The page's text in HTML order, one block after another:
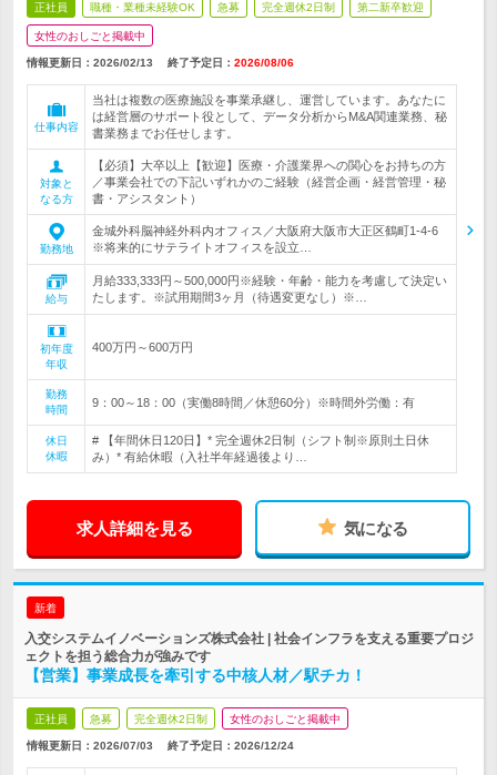
正社員 職種・業種未経験OK 急募 完全週休2日制 第二新卒歓迎
女性のおしごと掲載中
情報更新日：2026/02/13 終了予定日： 2026/08/06
仕事内容
当社は複数の医療施設を事業承継し、運営しています。あなたに
は経営層のサポート役として、データ分析からM&A関連業務、秘
書業務までお任せします。
対象と
なる方
【必須】大卒以上【歓迎】医療・介護業界への関心をお持ちの方
／事業会社での下記いずれかのご経験（経営企画・経営管理・秘
書・アシスタント）
勤務地
金城外科脳神経外科内オフィス／大阪府大阪市大正区鶴町1-4-6
※将来的にサテライトオフィスを設立…
給与
月給333,333円～500,000円※経験・年齢・能力を考慮して決定い
たします。※試用期間3ヶ月（待遇変更なし）※…
初年度
年収
400万円～600万円
勤務
時間
9：00～18：00（実働8時間／休憩60分）※時間外労働：有
休日
休暇
# 【年間休日120日】* 完全週休2日制（シフト制※原則土日休
み）* 有給休暇（入社半年経過後より…
求人詳細を見る 気になる
新着
入交システムイノベーションズ株式会社 | 社会インフラを支える重要プロジ
ェクトを担う総合力が強みです
【営業】事業成長を牽引する中核人材／駅チカ！
正社員 急募 完全週休2日制 女性のおしごと掲載中
情報更新日：2026/07/03 終了予定日： 2026/12/24